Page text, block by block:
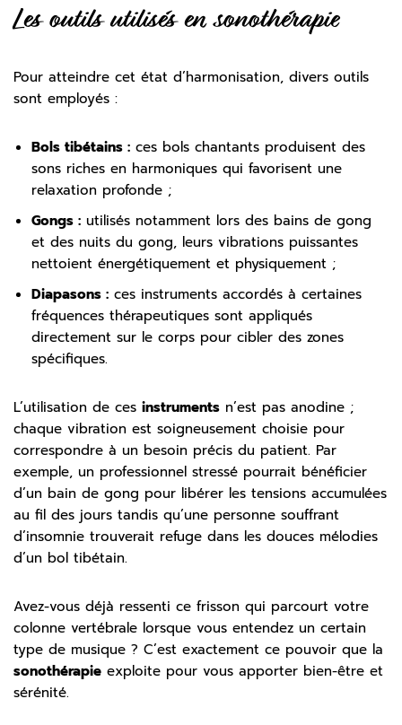
Les outils utilisés en sonothérapie
Pour atteindre cet état d’harmonisation, divers outils
sont employés :
Bols tibétains : ces bols chantants produisent des
sons riches en harmoniques qui favorisent une
relaxation profonde ;
Gongs : utilisés notamment lors des bains de gong
et des nuits du gong, leurs vibrations puissantes
nettoient énergétiquement et physiquement ;
Diapasons : ces instruments accordés à certaines
fréquences thérapeutiques sont appliqués
directement sur le corps pour cibler des zones
spécifiques.
L’utilisation de ces instruments n’est pas anodine ;
chaque vibration est soigneusement choisie pour
correspondre à un besoin précis du patient. Par
exemple, un professionnel stressé pourrait bénéficier
d’un bain de gong pour libérer les tensions accumulées
au fil des jours tandis qu’une personne souffrant
d’insomnie trouverait refuge dans les douces mélodies
d’un bol tibétain.
Avez-vous déjà ressenti ce frisson qui parcourt votre
colonne vertébrale lorsque vous entendez un certain
type de musique ? C’est exactement ce pouvoir que la
sonothérapie exploite pour vous apporter bien-être et
sérénité.